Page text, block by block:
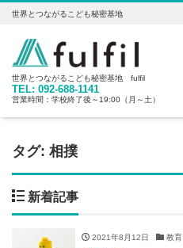
世界とつながるこども秘密基地
世界とつながるこども秘密基地 fulfil
TEL: 092-688-1141
営業時間：学校終了後～19:00（月～土）
タグ: 相撲
新着記事
2021年8月12日 教育